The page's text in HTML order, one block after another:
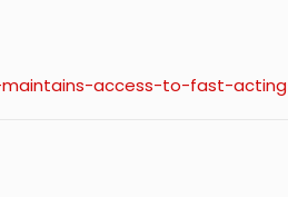
access-to-fast-